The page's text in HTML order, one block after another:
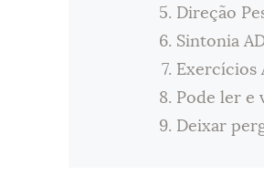
Direção
Sintonia
Exercícios
Pode ler e
Deixar